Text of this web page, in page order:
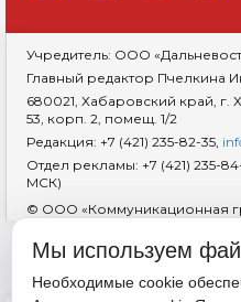
Учредитель: ООО
Главный редактор Пчелкина
680021, Хабаровский край, г.
53, корп. 2, помещ. 1/2
Редакция: +7 (421) 235-82-35,
Отдел рекламы: +7 (421) 235-
МСК)
© ООО «Коммуникационная
гиперссылка на сайт
Мы используем
Необходимые cookie